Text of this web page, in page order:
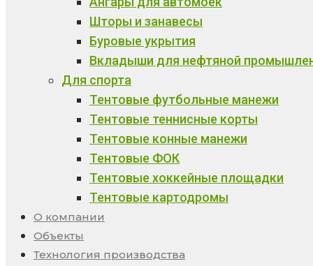
Шторы и занавесы
Буровые укрытия
Вкладыши для нефтяной
Для спорта
Тентовые футбольные манежи
Тентовые теннисные корты
Тентовые конные манежи
Тентовые ФОК
Тентовые хоккейные площадки
Тентовые картодромы
О компании
Объекты
Технология производства